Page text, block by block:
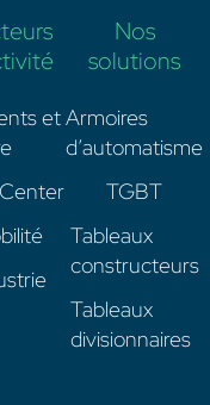
et
Nos
solutions
Armoires
d’automatisme
TGBT
Tableaux
constructeurs
Tableaux
divisionnaires